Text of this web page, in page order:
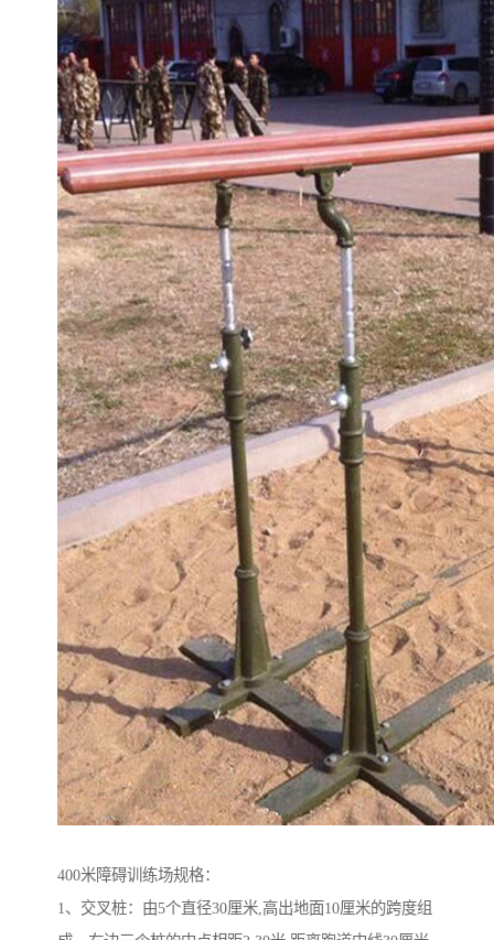
400米障碍训练场规格：
1、交叉桩：由5个直径30厘米,高出地面10厘米的跨度组